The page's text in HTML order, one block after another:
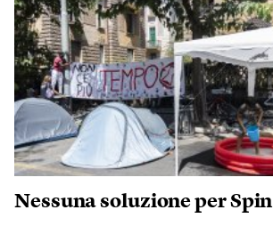
Nessuna soluzione per